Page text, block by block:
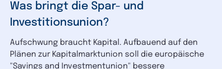
Was bringt die Spar- und
Investitionsunion?
Aufschwung braucht Kapital. Aufbauend auf den
Plänen zur Kapitalmarktunion soll die europäische
"Savings and Investmentunion" bessere